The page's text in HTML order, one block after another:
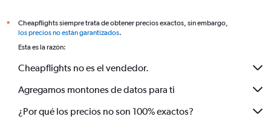
*
Cheapflights siempre trata de obtener precios exactos, sin embargo,
los precios no están garantizados.
Esta es la razón:
Cheapflights no es el vendedor.
Agregamos montones de datos para ti
¿Por qué los precios no son 100% exactos?